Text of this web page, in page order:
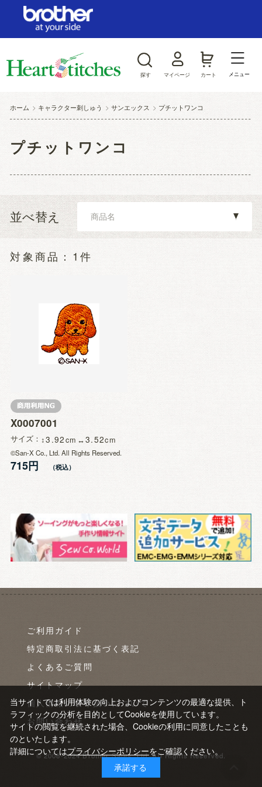
探す マイページ カート メニュー
ホーム > キャラクター刺しゅう >サンエックス > プチットワンコ
プチットワンコ
並べ替え
1件
X0007001
サイズ 3.92 3.52
©San-X Co., Ltd. All Rights Reserved.
715円
ご利用ガイド
特定商取引法に基づく表記
よくあるご質問
サイトマップ
個人情報の取り扱いについて
お問い合わせ
© 2008-2024 Brother Sales, Ltd. All Rights Reserved.
ログイン/新規会員登録
当サイトでは利用体験の向上およびコンテンツの最適な提供、ト
ラフィックの分析を目的としてCookieを使用しています。
サイトの閲覧を継続された場合、Cookieの利用に同意したことも
のといたします。
詳細についてはプライバシーポリシーをご確認ください。
承諾する